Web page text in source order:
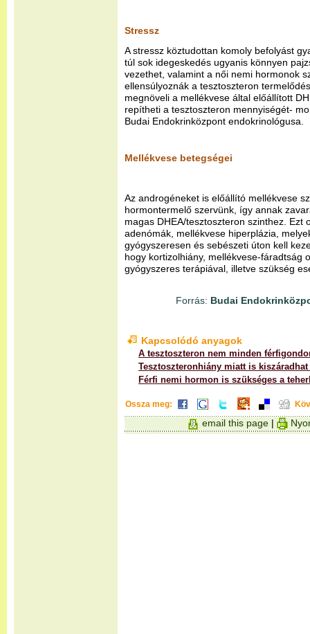
Stressz
A stressz köztudottan komoly befolyást
túl sok idegeskedés ugyanis könnyen
vezethet, valamint a női nemi hormonok
ellensúlyoznák a tesztoszteron
megnöveli a mellékvese által előállított
repítheti a tesztoszteron mennyiségét-
Budai Endokrinközpont endokrinológusa.
Mellékvese betegségei
Az androgéneket is előállító mellékvese
hormontermelő szervünk, így annak
magas DHEA/tesztoszteron szinthez. Ezt
adenómák, mellékvese hiperplázia,
gyógyszeresen és sebészeti úton kell
hogy kortizolhiány, mellékvese-fáradtság
gyógyszeres terápiával, illetve szükség
Forrás: Budai
Kapcsolódó anyagok
A tesztoszteron nem minden
Tesztoszteronhiány miatt is kiszáradhat
Férfi nemi hormon is szükséges a
Ossza meg:
email this page|